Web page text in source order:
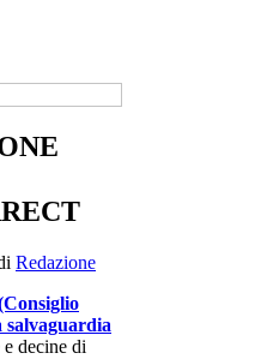
Redazione
salvaguardia
decine di